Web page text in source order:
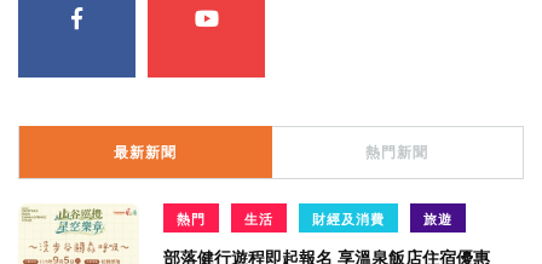
最新新聞 熱門新聞
熱門 生活 財經及消費 旅遊
部落健行遊程即起報名 享溫泉飯店住宿優惠